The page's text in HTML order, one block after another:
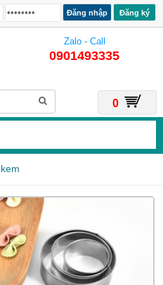
Đăng ký
Zalo - Call
0901493335
0